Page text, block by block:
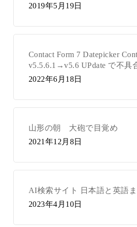
2019年5月19日
Contact Form 7 Datepicker
v5.5.6.1→v5.6 UPdate で不具
2022年6月18日
山形の朝 大砲で目覚め
2021年12月8日
AI検索サイト 日本語と英語
2023年4月10日